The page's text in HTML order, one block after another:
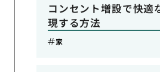
コンセント増設で快適
現する方法
家